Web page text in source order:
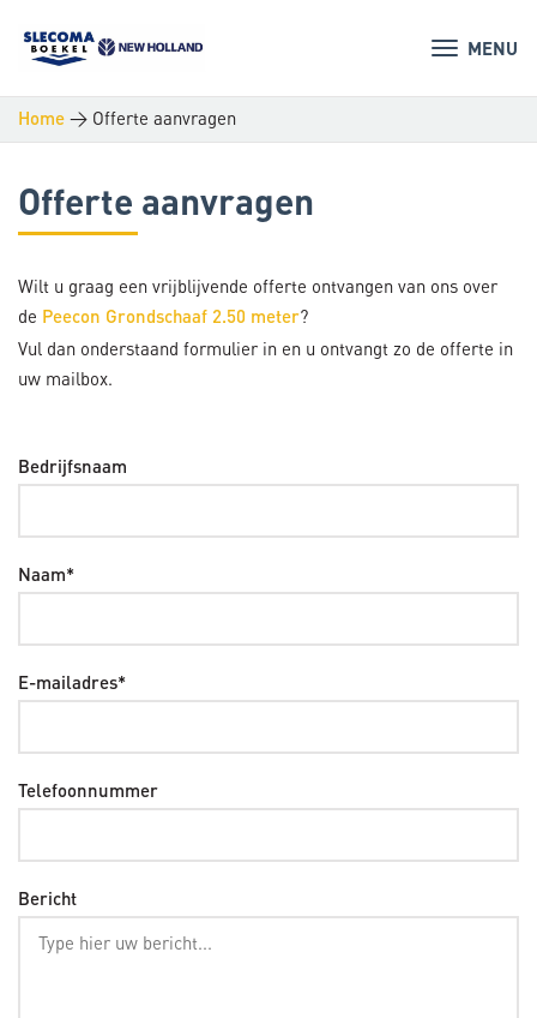
MENU
Home > Offerte aanvragen
Offerte aanvragen
Wilt u graag een vrijblijvende offerte ontvangen van ons over
de Peecon Grondschaaf 2.50 meter?
Vul dan onderstaand formulier in en u ontvangt zo de offerte in
uw mailbox.
Bedrijfsnaam
Naam*
E-mailadres*
Telefoonnummer
Bericht